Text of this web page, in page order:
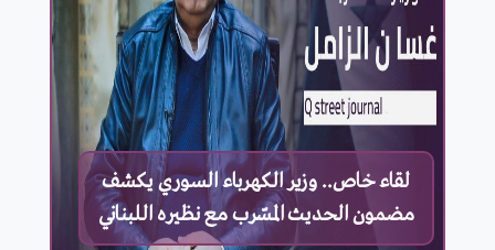
لقاء خاص.. وزير الكهرباء السوري يكشف
مضمون الحديث المسّرب مع نظيره اللبناني